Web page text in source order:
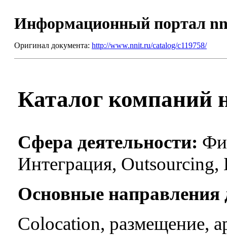
Информационный портал
Оригинал документа: http://www.nnit.ru/catalog/c119758/
Каталог компаний
Сфера деятельности:
Интеграция, Outsourcing,
Основные направления
Colocation, размещение,